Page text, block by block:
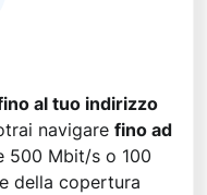
al tuo indirizzo
navigare fino ad
500 Mbit/s o 100
della copertura